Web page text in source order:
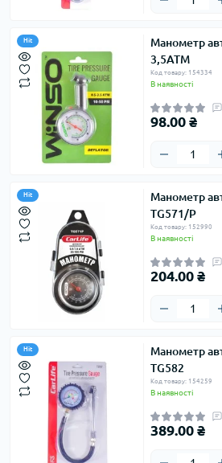
Hit
Манометр
3,5АТМ
Код товару: 154334
В наявності
98.00 ₴
Hit
Манометр
TG571/P
Код товару: 152990
В наявності
204.00 ₴
Hit
Манометр
TG582
Код товару: 154259
В наявності
389.00 ₴